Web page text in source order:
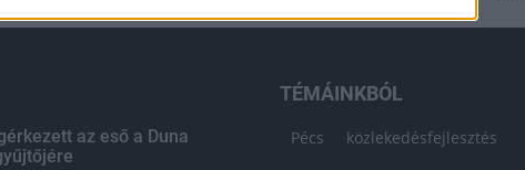
az eső a Duna
TÉMÁINKBÓL
Pécs közlekedésfejlesztés